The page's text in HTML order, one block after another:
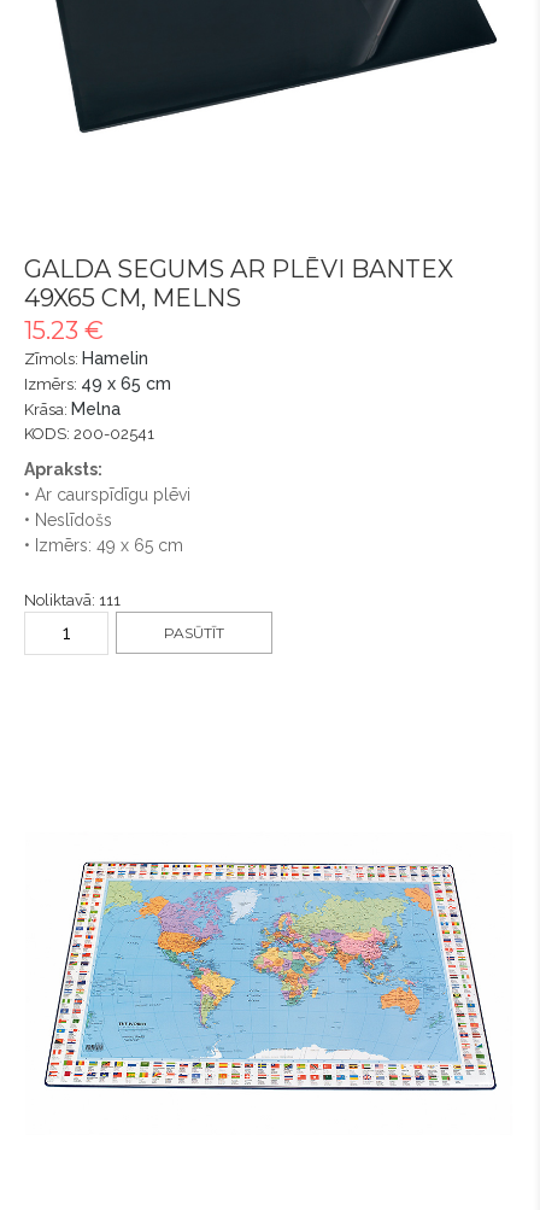
GALDA SEGUMS AR PLĒVI BANTEX
49X65 CM, MELNS
15.23 €
Zīmols: Hamelin
Izmērs: 49 x 65 cm
Krāsa: Melna
KODS: 200-02541
Apraksts:
• Ar caurspīdīgu plēvi
• Neslīdošs
• Izmērs: 49 x 65 cm
Noliktavā: 111
PASŪTĪT